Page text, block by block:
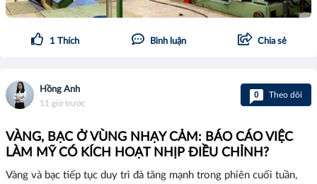
1 Thích Bình luận Chia sẻ
Hồng Anh
11 giờ trước
0 Theo dõi
VÀNG, BẠC Ở VÙNG NHẠY CẢM: BÁO CÁO VIỆC
LÀM MỸ CÓ KÍCH HOẠT NHỊP ĐIỀU CHỈNH?
Vàng và bạc tiếp tục duy trì đà tăng mạnh trong phiên cuối tuần,